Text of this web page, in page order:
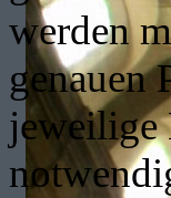
werden
genauen
jeweilige